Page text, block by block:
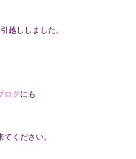
越ししました。
ログにも
ください。